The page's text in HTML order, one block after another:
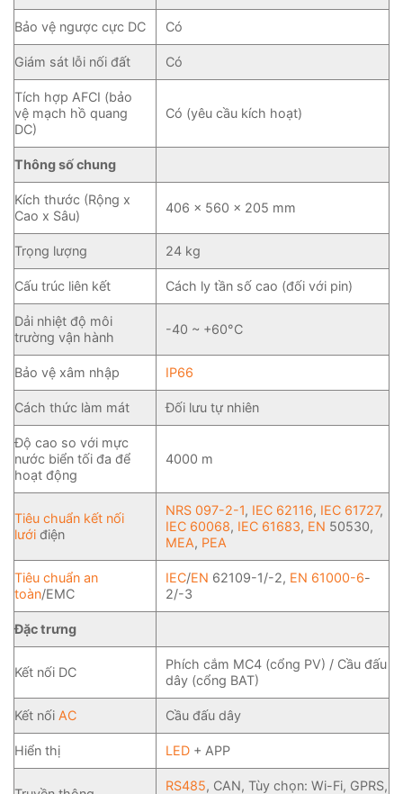
Bảo vệ ngược cực DC Có
Giám sát lỗi nối đất Có
Tích hợp AFCI (bảo
vệ mạch hồ quang
DC)
Có (yêu cầu kích hoạt)
Thông số chung
Kích thước (Rộng x
Cao x Sâu)
406 x 560 x 205 mm
Trọng lượng 24 kg
Cấu trúc liên kết Cách ly tần số cao (đối với pin)
Dải nhiệt độ môi
trường vận hành
-40 ~ +60°C
Bảo vệ xâm nhập IP66
Cách thức làm mát Đối lưu tự nhiên
Độ cao so với mực
nước biển tối đa để
hoạt động
4000 m
Tiêu chuẩn kết nối
lưới điện
NRS 097-2-1, IEC 62116, IEC 61727,
IEC 60068, IEC 61683, EN 50530,
MEA, PEA
Tiêu chuẩn an
toàn/EMC
IEC/EN 62109-1/-2, EN 61000-6-
2/-3
Đặc trưng
Kết nối DC
Phích cắm MC4 (cổng PV) / Cầu đấu
dây (cổng BAT)
Kết nối AC Cầu đấu dây
Hiển thị LED + APP
RS485, CAN, Tùy chọn: Wi-Fi, GPRS,